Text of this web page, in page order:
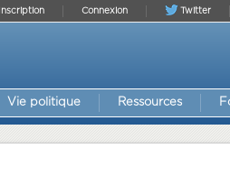
Twitter
Connexion
Inscription
Vie politique Ressources